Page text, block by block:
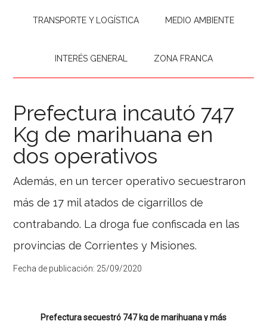
TRANSPORTE Y LOGÍSTICA MEDIO AMBIENTE
INTERÉS GENERAL ZONA FRANCA
Prefectura incautó 747
Kg de marihuana en
dos operativos
Además, en un tercer operativo secuestraron
más de 17 mil atados de cigarrillos de
contrabando. La droga fue confiscada en las
provincias de Corrientes y Misiones.
Fecha de publicación: 25/09/2020
Prefectura secuestró 747 kg de marihuana y más